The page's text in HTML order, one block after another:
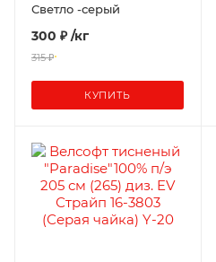
Светло -серый
300 ₽ /кг
315 ₽
КУПИТЬ